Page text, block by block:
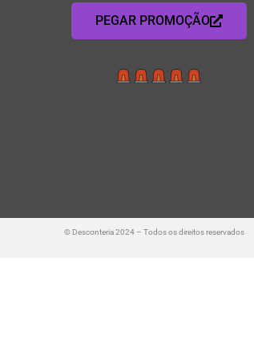
PEGAR PROMOÇÃO
© Desconteria 2024 – Todos os direitos reservados